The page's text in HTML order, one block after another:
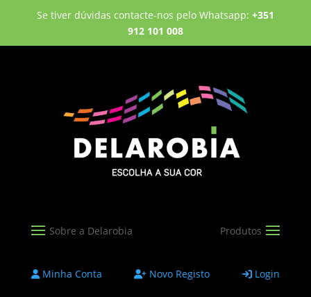
Se tiver dúvidas contacte-nos pelo Whatsapp: +351
912 101 008
Minha Conta Novo Registo Login